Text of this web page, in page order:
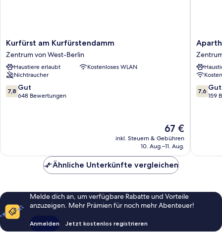
Kurfürst
am
Kurfürstendamm
Zentrum
von
West-
Berlin
Kurfürst am Kurfürstendamm
Zentrum von West-Berlin
Haustiere erlaubt
Kostenloses WLAN
Nichtraucher
7.8
von
7,8 Gut
648 Bewertungen
Der
Preis
beträgt
67 €
inkl. Steuern & Gebühren
10. Aug.–11. Aug.
Vega
von
West-
Berlin
7.6
von
7,6 Gut
159
Ähnliche Unterkünfte vergleichen
Melde dich an, um verfügbare Rabatte und Vorteile
anzuzeigen. Mehr Prämien für noch mehr Abenteuer!
Anmelden Jetzt kostenlos registrieren